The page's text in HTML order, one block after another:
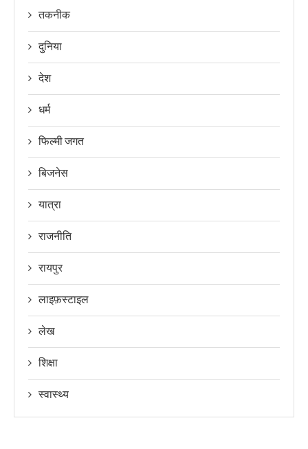
तकनीक
दुनिया
देश
धर्म
फिल्मी जगत
बिजनेस
यात्रा
राजनीति
रायपुर
लाइफ़स्टाइल
लेख
शिक्षा
स्वास्थ्य